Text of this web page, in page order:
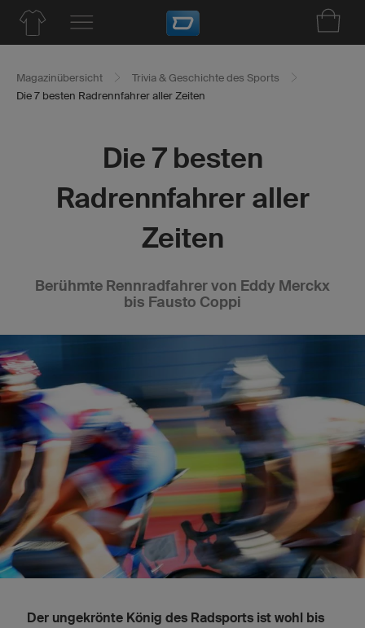
Magazinübersicht
Trivia & Geschichte des Sports
Die 7 besten Radrennfahrer aller Zeiten
Die 7 besten
Radrennfahrer aller
Zeiten
Berühmte Rennradfahrer von Eddy Merckx
bis Fausto Coppi
Der ungekrönte König des Radsports ist wohl bis